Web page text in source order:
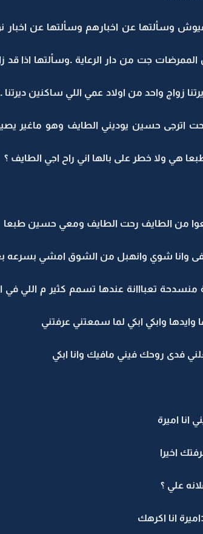
وسألتها عن اخبارهم وسألتها عن
جت من دار الرعاية .وسألتها اذا قد
اترجى حسين يوديني الطايف وهو ماغير
هي ولا خطر على بالها اني راح اجي الطايف ؟
من الطايف رحت الطايف ومعي حسين طبعا
وانا شوي وانهبل من الشوق امشي بسرعه
منسدحة تعبااانة عندها تسمم كثير م
وابكي ابكي لما سمعتني عرفتني
فدى روحك فيني مافيك وانا ابكي
انا اميرة
اخيرا
علي ؟
انا اكرهك